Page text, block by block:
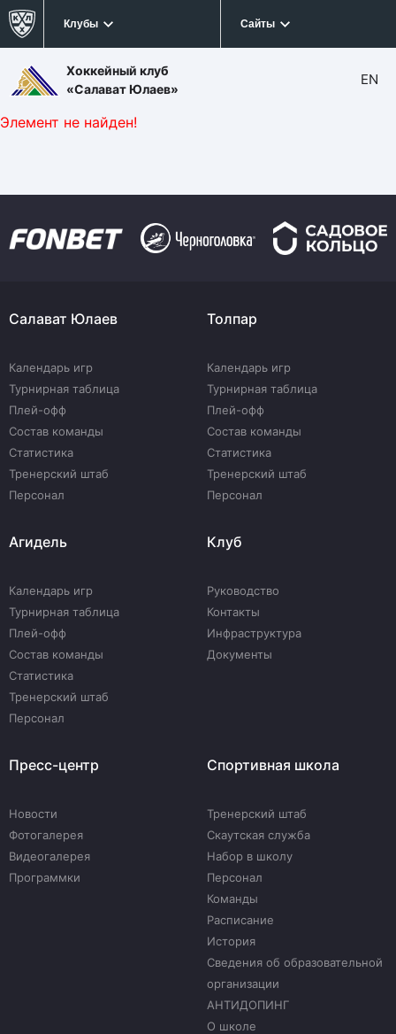
Клубы Сайты
Хоккейный клуб
«Салават Юлаев»
EN
Элемент не найден!
Салават Юлаев
Календарь игр
Турнирная таблица
Плей-офф
Состав команды
Статистика
Тренерский штаб
Персонал
Толпар
Календарь игр
Турнирная таблица
Плей-офф
Состав команды
Статистика
Тренерский штаб
Персонал
Агидель
Календарь игр
Турнирная таблица
Плей-офф
Состав команды
Статистика
Тренерский штаб
Персонал
Клуб
Руководство
Контакты
Инфраструктура
Документы
Пресс-центр
Новости
Фотогалерея
Видеогалерея
Программки
Спортивная школа
Тренерский штаб
Скаутская служба
Набор в школу
Персонал
Команды
Расписание
История
Сведения об образовательной
организации
АНТИДОПИНГ
О школе